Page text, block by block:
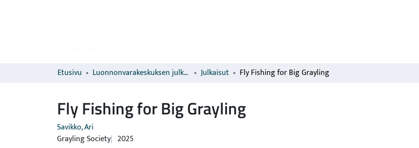
Etusivu Luonnonvarakeskuksen julkaisut Julkaisut Fly Fishing for Big Grayling
Fly Fishing for Big Grayling
Savikko, Ari
Grayling Society 2025